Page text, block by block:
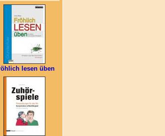
lesen üben